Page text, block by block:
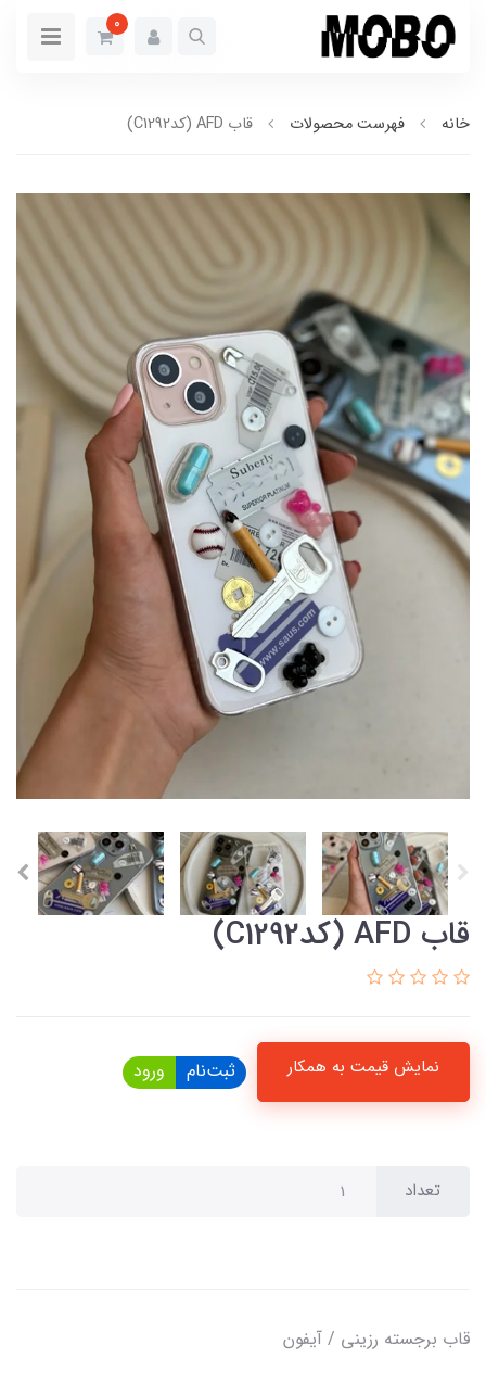
0
خانه فهرست محصولات قاب AFD (کدC1292)
قاب AFD (کدC1292)
نمایش قیمت به همکار ثبت‌نام ورود
تعداد
قاب برجسته رزینی / آیفون